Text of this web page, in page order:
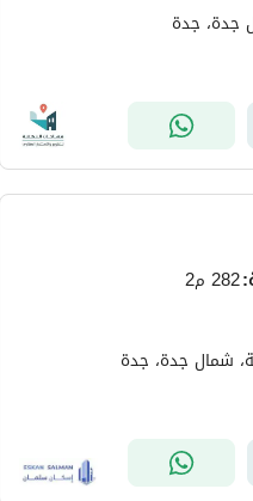
جدة، جدة
:282 م2
شمال جدة، جدة